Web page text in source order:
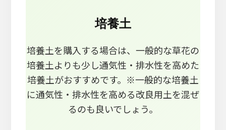
培養土
培養土を購入する場合は、一般的な草花の
培養土よりも少し通気性・排水性を高めた
培養土がおすすめです。※一般的な培養土
に通気性・排水性を高める改良用土を混ぜ
るのも良いでしょう。